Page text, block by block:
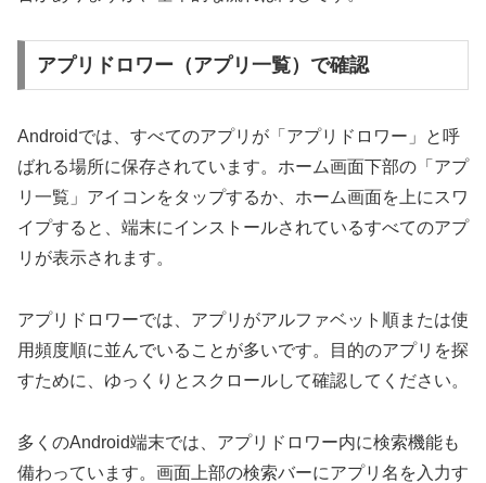
アプリドロワー（アプリ一覧）で確認
Androidでは、すべてのアプリが「アプリドロワー」と呼
ばれる場所に保存されています。ホーム画面下部の「アプ
リ一覧」アイコンをタップするか、ホーム画面を上にスワ
イプすると、端末にインストールされているすべてのアプ
リが表示されます。
アプリドロワーでは、アプリがアルファベット順または使
用頻度順に並んでいることが多いです。目的のアプリを探
すために、ゆっくりとスクロールして確認してください。
多くのAndroid端末では、アプリドロワー内に検索機能も
備わっています。画面上部の検索バーにアプリ名を入力す